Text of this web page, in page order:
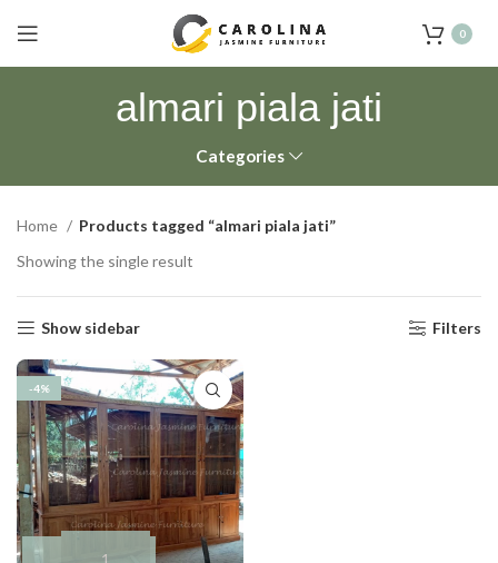
0
almari piala jati
Categories
Home
Products tagged “almari piala jati”
Showing the single result
Show sidebar Filters
-4%